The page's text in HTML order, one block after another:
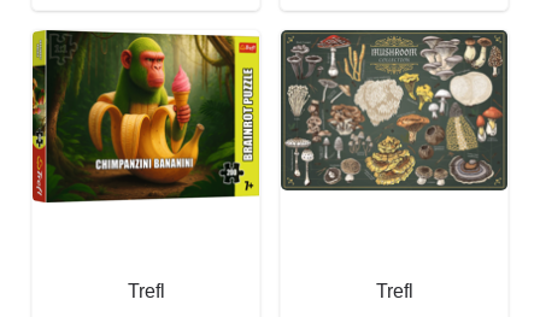
Trefl
Trefl